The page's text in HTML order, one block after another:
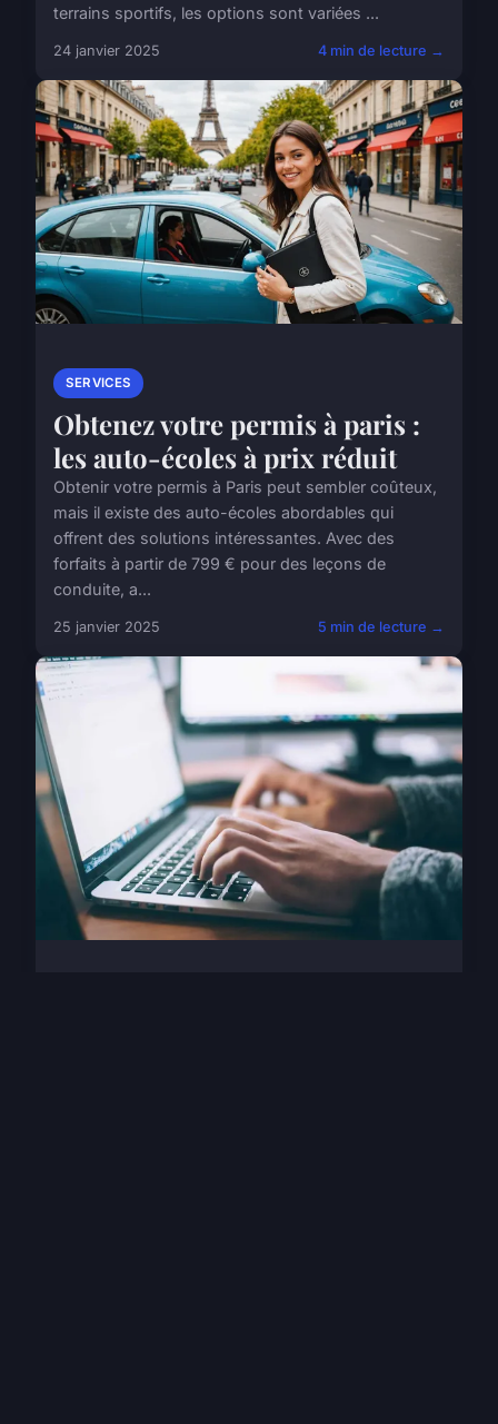
terrains sportifs, les options sont variées ...
24 janvier 2025 4 min de lecture →
SERVICES
Obtenez votre permis à paris :
les auto-écoles à prix réduit
Obtenir votre permis à Paris peut sembler coûteux,
mais il existe des auto-écoles abordables qui
offrent des solutions intéressantes. Avec des
forfaits à partir de 799 € pour des leçons de
conduite, a...
25 janvier 2025 5 min de lecture →